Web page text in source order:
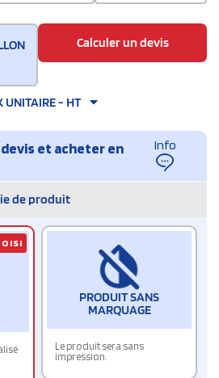
Calculer un devis
UNITAIRE - HT
et acheter en
Info
de produit
PRODUIT SANS
MARQUAGE
Le produit sera sans
impression.